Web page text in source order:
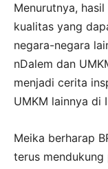
Menurutnya,
kualitas yang
negara-negara
nDalem dan
menjadi cerita
UMKM lainnya di
Meika berharap
terus